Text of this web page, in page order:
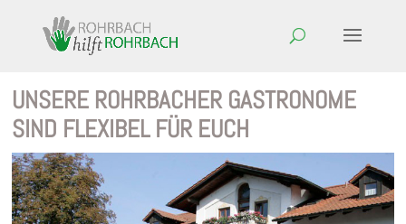
UNSERE ROHRBACHER GASTRONOME
SIND FLEXIBEL FÜR EUCH